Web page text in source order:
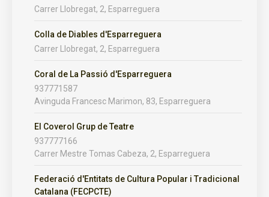
Carrer Llobregat, 2, Esparreguera
Colla de Diables d'Esparreguera
Carrer Llobregat, 2, Esparreguera
Coral de La Passió d'Esparreguera
937771587
Avinguda Francesc Marimon, 83, Esparreguera
El Coverol Grup de Teatre
937777166
Carrer Mestre Tomas Cabeza, 2, Esparreguera
Federació d'Entitats de Cultura Popular i Tradicional
Catalana (FECPCTE)